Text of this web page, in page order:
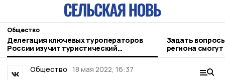
Общество
Делегация ключевых туроператоров
России изучит туристический
потенциал Тамбовской области
Задать
региона
Общество 18 мая 2022, 16:37